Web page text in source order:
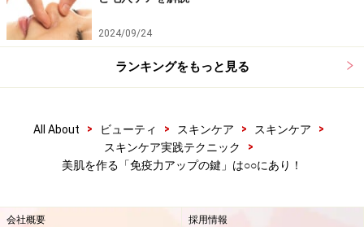
2024/09/24
ランキングをもっと見る
All About > ビューティ > スキンケア > スキンケア
>
スキンケア実践テクニック
>
美肌を作る「免疫力アップの鍵」は○○にあり！
会社概要 採用情報